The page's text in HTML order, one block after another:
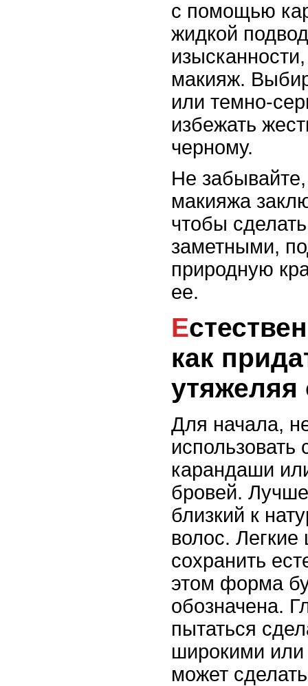
с помощью
жидкой
макияж.
или темно-
избежать
черному.
Не забывайте,
макияжа
чтобы
заметными,
природную
ее.
Естественные брови:
как
утяжеляя
Для начала,
карандаши
бровей.
близкий к
волос. Легкие
сохранить
этом форма
обозначена.
пытаться
широкими или
может